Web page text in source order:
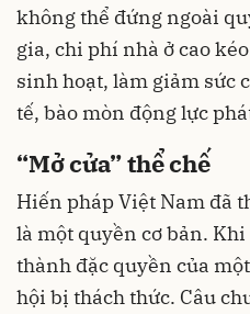
không thể đứng ngoài
gia, chi phí nhà ở cao
sinh hoạt, làm giảm sức
tế, bào mòn động lực
“Mở cửa” thể chế
Hiến pháp Việt Nam đã
là một quyền cơ bản.
thành đặc quyền của
hội bị thách thức. Câu